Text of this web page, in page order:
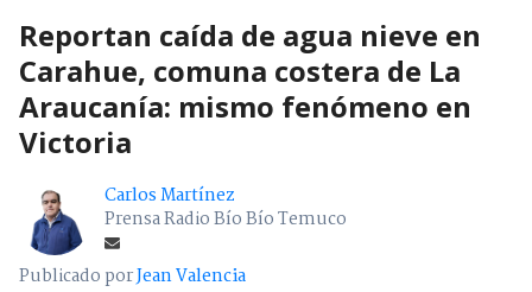
Reportan caída de agua nieve en
Carahue, comuna costera de La
Araucanía: mismo fenómeno en
Victoria
Carlos Martínez
Prensa Radio Bío Bío Temuco
Publicado porJean Valencia